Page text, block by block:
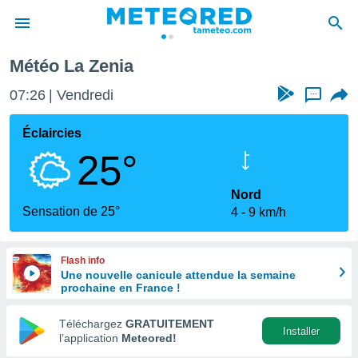
de
en
Météo La Zenia
07:26 Vendredi ...
Éclaircies
25°
Sensation de 25°
Nord
4
9 km/h
Flash info
Une nouvelle canicule attendue la semaine
prochaine en France !
Téléchargez GRATUITEMENT
l’application Meteored!
Installer